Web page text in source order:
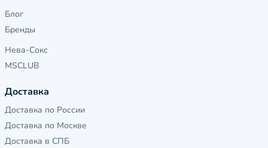
Блог
Бренды
Нева-Сокс
MSCLUB
Доставка
Доставка по России
Доставка по Москве
Доставка в СПБ